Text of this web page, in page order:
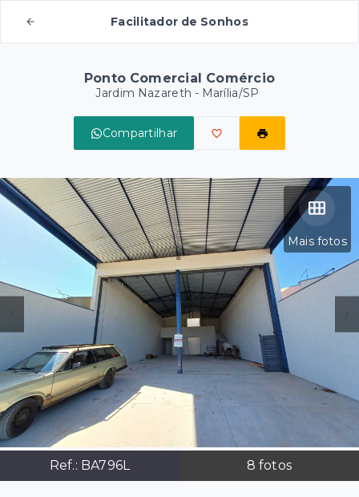
Facilitador de Sonhos
Ponto Comercial Comércio
Jardim Nazareth - Marília/SP
Compartilhar
Mais fotos
Ref.: BA796L 8 fotos